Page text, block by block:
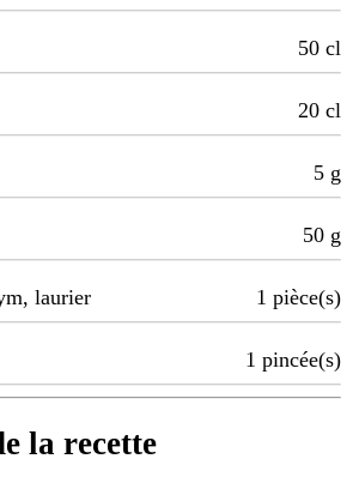
50 cl
20 cl
5 g
50 g
laurier 1 pièce(s)
1 pincée(s)
la recette